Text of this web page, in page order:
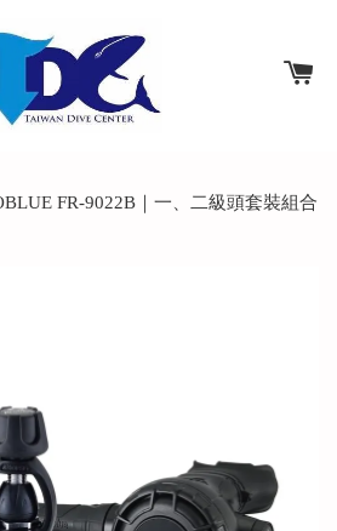
FR-9022B｜一、二級頭套裝組合